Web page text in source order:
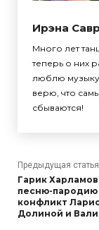
Ирэна
Много лет
теперь о них
люблю
верю, что
сбываются!
Предыдущая статья
Гарик
песню-пародию
конфликт
Долиной и